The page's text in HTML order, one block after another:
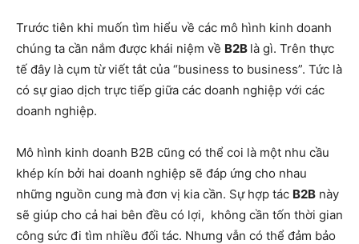
Trước tiên khi muốn tìm hiểu về các mô hình kinh doanh
chúng ta cần nắm được khái niệm về B2B là gì. Trên thực
tế đây là cụm từ viết tắt của “business to business”. Tức là
có sự giao dịch trực tiếp giữa các doanh nghiệp với các
doanh nghiệp.
Mô hình kinh doanh B2B cũng có thể coi là một nhu cầu
khép kín bởi hai doanh nghiệp sẽ đáp ứng cho nhau
những nguồn cung mà đơn vị kia cần. Sự hợp tác B2B này
sẽ giúp cho cả hai bên đều có lợi, không cần tốn thời gian
công sức đi tìm nhiều đối tác. Nhưng vẫn có thể đảm bảo